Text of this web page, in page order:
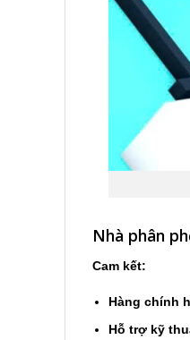
Nhà phân
Cam kết:
Hàng chính
Hỗ trợ kỹ